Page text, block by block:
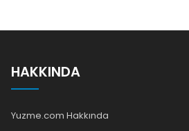
HAKKINDA
Yuzme.com Hakkında